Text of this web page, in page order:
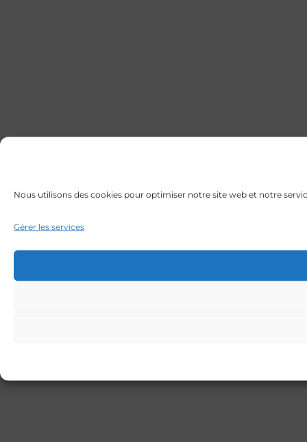
Nous utilisons des cookies pour optimiser notre site web et notre
Gérer les services